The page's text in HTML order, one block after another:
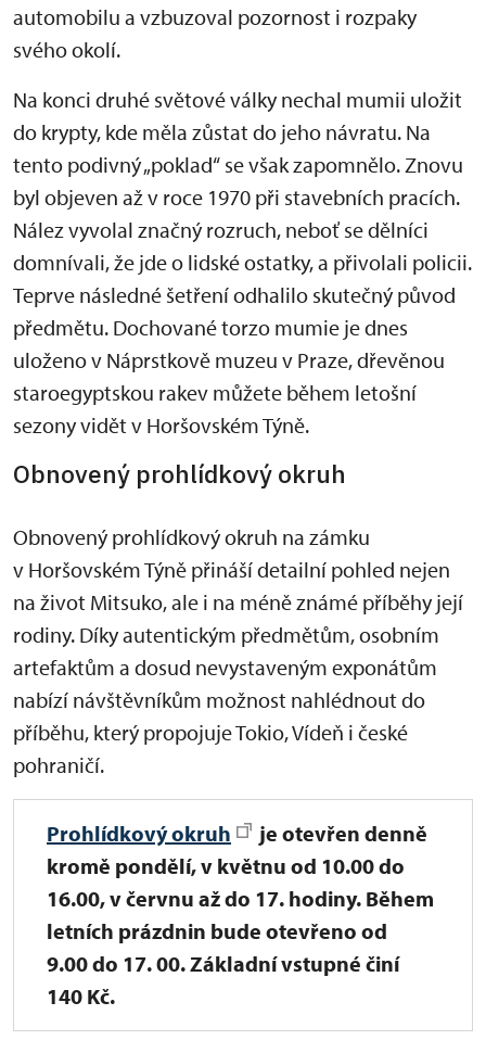
automobilu a vzbuzoval pozornost i rozpaky
svého okolí.
Na konci druhé světové války nechal mumii uložit
do krypty, kde měla zůstat do jeho návratu. Na
tento podivný „poklad“ se však zapomnělo. Znovu
byl objeven až v roce 1970 při stavebních pracích.
Nález vyvolal značný rozruch, neboť se dělníci
domnívali, že jde o lidské ostatky, a přivolali policii.
Teprve následné šetření odhalilo skutečný původ
předmětu. Dochované torzo mumie je dnes
uloženo v Náprstkově muzeu v Praze, dřevěnou
staroegyptskou rakev můžete během letošní
sezony vidět v Horšovském Týně.
Obnovený prohlídkový okruh
Obnovený prohlídkový okruh na zámku
v Horšovském Týně přináší detailní pohled nejen
na život Mitsuko, ale i na méně známé příběhy její
rodiny. Díky autentickým předmětům, osobním
artefaktům a dosud nevystaveným exponátům
nabízí návštěvníkům možnost nahlédnout do
příběhu, který propojuje Tokio, Vídeň i české
pohraničí.
Prohlídkový okruh je otevřen denně
kromě pondělí, v květnu od 10.00 do
16.00, v červnu až do 17. hodiny. Během
letních prázdnin bude otevřeno od
9.00 do 17. 00. Základní vstupné činí
140 Kč.